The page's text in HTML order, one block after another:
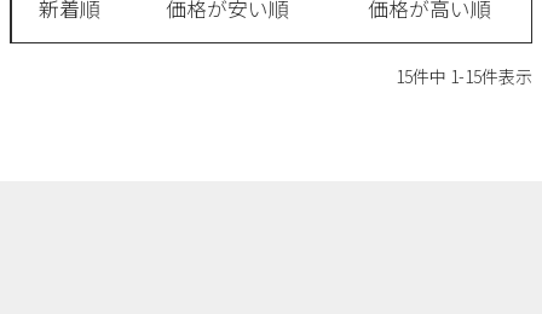
新着順 価格が安い順 価格が高い順
15件中 1-15件表示